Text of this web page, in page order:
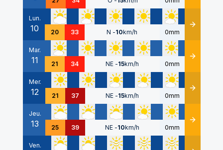
Lun.
10 20 33 N -10km/h 0mm Détails
Mar.
11 21 34 NE -15km/h 0mm Détails
Mer.
12 21 37 NE -15km/h 0mm Détails
Jeu.
13 25 39 NE -10km/h 0mm Détails
Ven.